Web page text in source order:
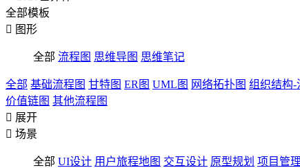
全部模板
 图形
全部 流程图 思维导图 思维笔记
全部 基础流程图 甘特图 ER图 UML图 网络拓扑图 组织结构-
价值链图 其他流程图
 展开
 场景
全部 UI设计 用户旅程地图 交互设计 原型规划 项目管理